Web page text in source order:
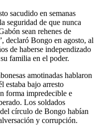
sacudido en semanas
seguridad de que nunca
sean rehenes de
declaró Bongo en agosto, al
de haberse independizado
familia en el poder.
amotinadas hablaron
estaba bajo arresto
forma impredecible e
Los soldados
círculo de Bongo habían
y corrupción.